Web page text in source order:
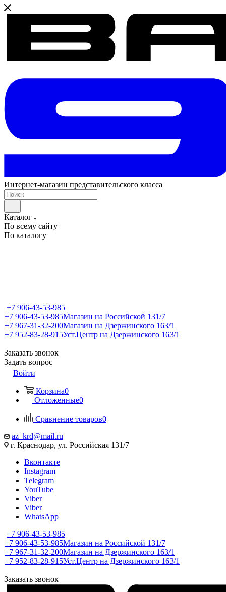
Интернет-магазин представительского класса
Каталог
По всему сайту
По каталогу
+7 906-43-53-985
+7 906-43-53-985Магазин на Российской 131/7
+7 967-31-32-200Магазин на Дзержинского 163/1
+7 952-83-28-915Уст.Центр на Дзержинского 163/1
Заказать звонок
Задать вопрос
Войти
Корзина0
Отложенные0
Сравнение товаров0
az_krd@mail.ru
г. Краснодар, ул. Российская 131/7
Вконтакте
Instagram
Telegram
YouTube
Viber
Viber
WhatsApp
+7 906-43-53-985
+7 906-43-53-985Магазин на Российской 131/7
+7 967-31-32-200Магазин на Дзержинского 163/1
+7 952-83-28-915Уст.Центр на Дзержинского 163/1
Заказать звонок